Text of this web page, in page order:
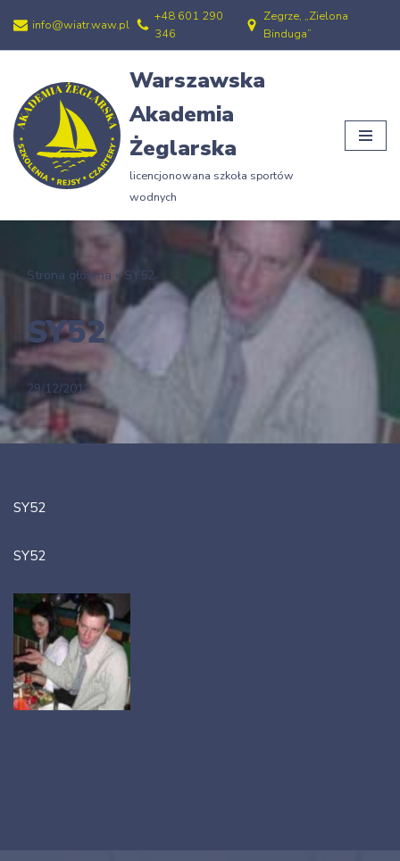
Przejdź
treści
info@wiatr.waw.pl
+48 601 290
346
Zegrze, „Zielona
Binduga”
Warszawska
Akademia
Żeglarska
licencjonowana szkoła sportów
wodnych
Strona główna »SY52
SY52
29/12/2012
SY52
SY52